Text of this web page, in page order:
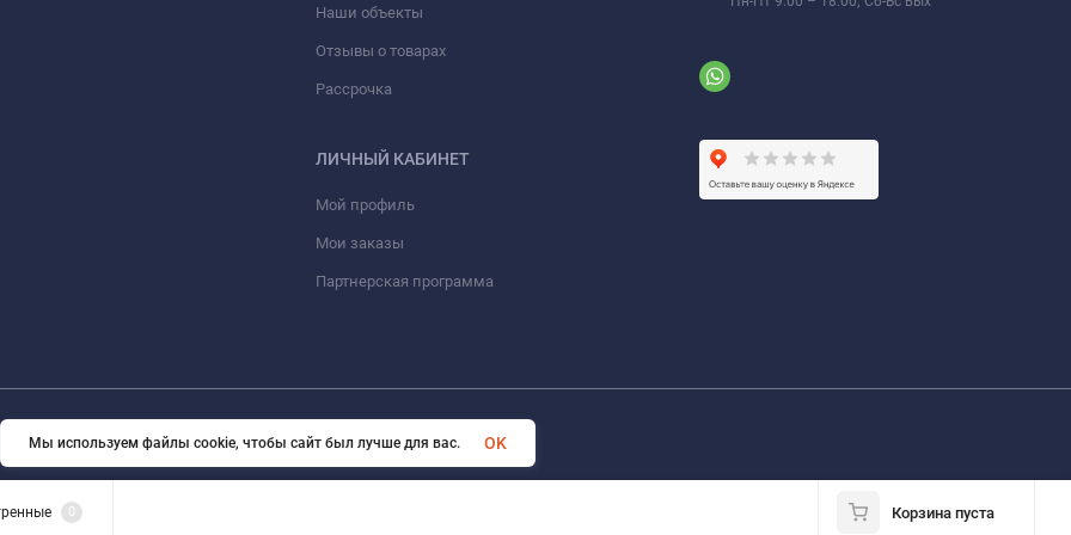
Наши объекты
Отзывы о товарах
Рассрочка
ЛИЧНЫЙ КАБИНЕТ
Мой профиль
Мои заказы
Партнерская программа
© 2026 ООО «ФАЗИНЖИНИРИНГ». Все права защищены
0 Корзина пуста
Мы используем файлы cookie, чтобы сайт был лучше для вас. OK